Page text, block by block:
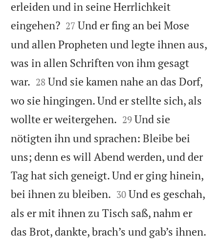
erleiden und in seine Herrlichkeit
eingehen?
27 Und er fing an bei Mose
und allen Propheten und legte ihnen aus,
was in allen Schriften von ihm gesagt
war. 

28 Und sie kamen nahe an das Dorf,
wo sie hingingen. Und er stellte sich, als
wollte er weitergehen. 

29 Und sie
nötigten ihn und sprachen: Bleibe bei
uns; denn es will Abend werden, und der
Tag hat sich geneigt. Und er ging hinein,
bei ihnen zu bleiben. 

30 Und es geschah,
als er mit ihnen zu Tisch saß, nahm er
das Brot, dankte, brach’s und gab’s ihnen.